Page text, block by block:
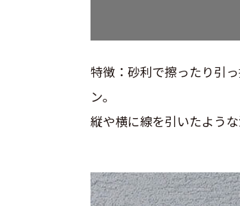
特徴：砂利で擦ったり引
ン。
縦や横に線を引いたよう